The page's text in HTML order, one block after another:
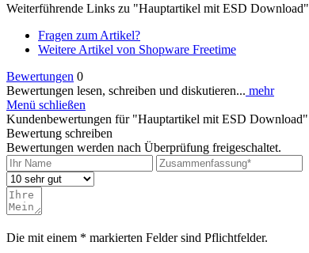
Weiterführende Links zu "Hauptartikel mit ESD Download"
Fragen zum Artikel?
Weitere Artikel von Shopware Freetime
Bewertungen 0
Bewertungen lesen, schreiben und diskutieren... mehr
Menü schließen
Kundenbewertungen für "Hauptartikel mit ESD Download"
Bewertung schreiben
Bewertungen werden nach Überprüfung freigeschaltet.
Die mit einem * markierten Felder sind Pflichtfelder.